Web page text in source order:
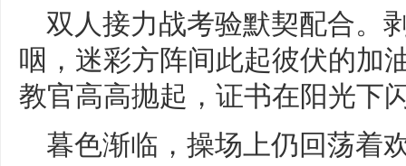
双人接力战考验默契配合。
咽，迷彩方阵间此起彼伏的加
教官高高抛起，证书在阳光下
暮色渐临，操场上仍回荡着